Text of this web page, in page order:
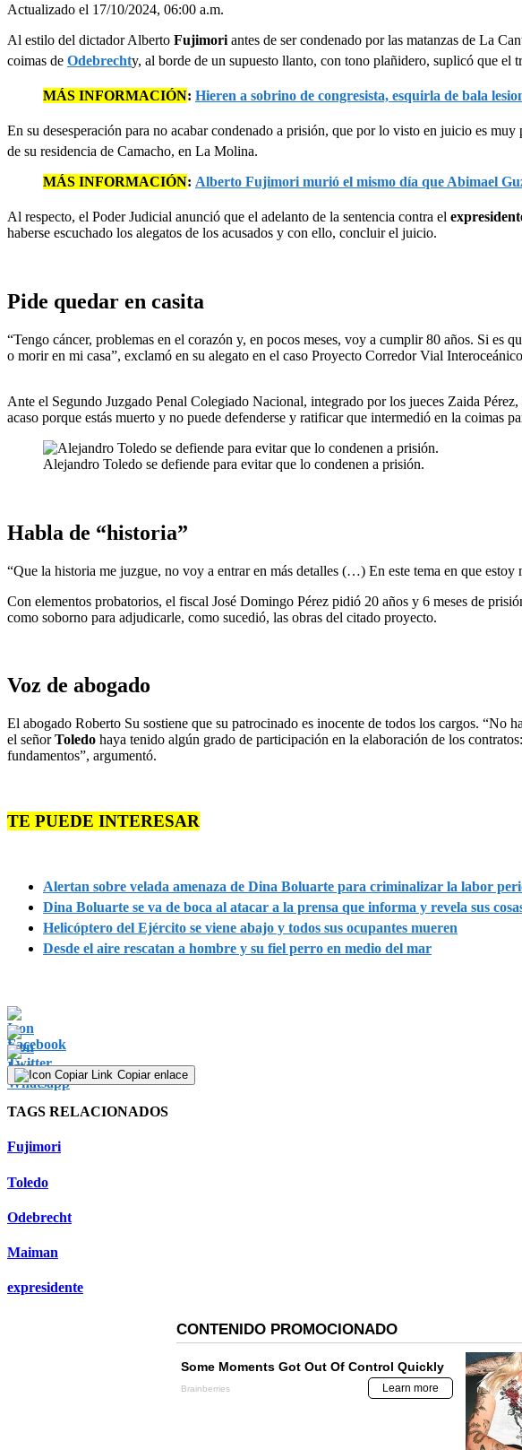
Actualizado el 17/10/2024, 06:00 a.m.
Al estilo del dictador Alberto Fujimori antes de ser condenado por las matanzas de La
coimas de Odebrechty, al borde de un supuesto llanto, con tono plañidero, suplicó que el
MÁS INFORMACIÓN: Hieren a sobrino de congresista, esquirla de bala
En su desesperación para no acabar condenado a prisión, que por lo visto en juicio es muy
de su residencia de Camacho, en La Molina.
MÁS INFORMACIÓN: Alberto Fujimori murió el mismo día que Abimael
Al respecto, el Poder Judicial anunció que el adelanto de la sentencia contra el
haberse escuchado los alegatos de los acusados y con ello, concluir el juicio.
Pide quedar en casita
“Tengo cáncer, problemas en el corazón y, en pocos meses, voy a cumplir 80 años. Si es
o morir en mi casa”, exclamó en su alegato en el caso Proyecto Corredor Vial
Ante el Segundo Juzgado Penal Colegiado Nacional, integrado por los jueces Zaida
acaso porque estás muerto y no puede defenderse y ratificar que intermedió en la coimas
Alejandro Toledo se defiende para evitar que lo condenen a prisión.
Habla de “historia”
“Que la historia me juzgue, no voy a entrar en más detalles (…) En este tema en que estoy
Con elementos probatorios, el fiscal José Domingo Pérez pidió 20 años y 6 meses de
como soborno para adjudicarle, como sucedió, las obras del citado proyecto.
Voz de abogado
El abogado Roberto Su sostiene que su patrocinado es inocente de todos los cargos. “No
el señorToledo haya tenido algún grado de participación en la elaboración de los
fundamentos”, argumentó.
TE PUEDE INTERESAR
Alertan sobre velada amenaza de Dina Boluarte para criminalizar la labor
Dina Boluarte se va de boca al atacar a la prensa que informa y revela sus
Helicóptero del Ejército se viene abajo y todos sus ocupantes mueren
Desde el aire rescatan a hombre y su fiel perro en medio del mar
Copiar enlace
TAGS RELACIONADOS
Fujimori
Toledo
Odebrecht
Maiman
expresidente